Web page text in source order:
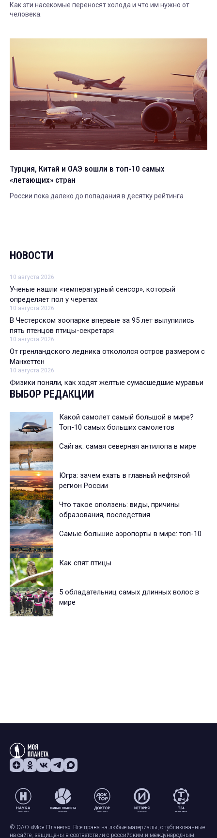
Как эти насекомые переносят холода и что им нужно от
человека.
Турция, Китай и ОАЭ вошли в топ-10 самых
«летающих» стран
России пока далеко до попадания в десятку рейтинга
НОВОСТИ
10 августа 2026
Ученые нашли «температурный сенсор», который
определяет пол у черепах
10 августа 2026
В Честерском зоопарке впервые за 95 лет вылупились
пять птенцов птицы-секретаря
10 августа 2026
От гренландского ледника откололся остров размером с
Манхеттен
10 августа 2026
Физики поняли, как ходят желтые сумасшедшие муравьи
ВЫБОР РЕДАКЦИИ
Какой самолет самый большой в мире?
Топ-10 самых больших самолетов
Сайгак: самая северная антилопа в мире
Югра: зачем ехать в главный нефтяной
регион России
Что такое оползень: виды, причины
образования, последствия
Cамые большие аэропорты в мире: топ-10
Как спят птицы
5 обладательниц самых длинных волос в
мире
© ОАО «Моя Планета». Все права на любые материалы, опубликованные
на сайте, защищены в соответствии с российским и международным